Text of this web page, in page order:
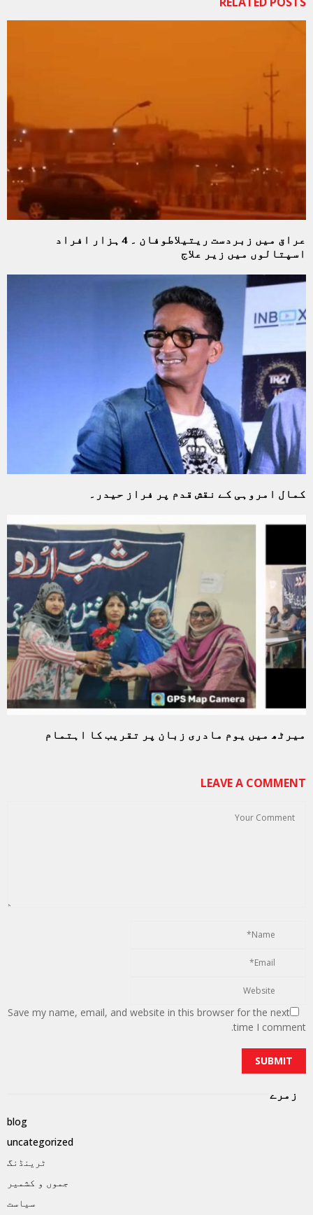
عراق میں زبردست ریتیلاطوفان ۔ 4 ہزار افراد
اسپتالوں میں زیر علاج
کمال امروہی کے نقش قدم پر فراز حیدر۔
میرٹھ میں یوم مادری زبان پر تقریب کا اہتمام
LEAVE A COMMENT
Save my name, email, and website in this browser for the next
time I comment.
زمرے
blog
uncategorized
ٹرینڈنگ
جموں و کشمیر
سیاست